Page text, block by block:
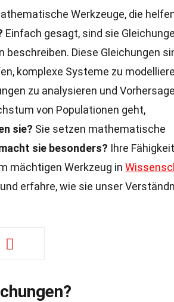
Werkzeuge, die
Einfach gesagt, sind sie
beschreiben. Diese Gleichungen
komplexe Systeme zu
zu analysieren und
von Populationen geht,
sie? Sie setzen mathematische
sie besonders? Ihre
mächtigen Werkzeug in
erfahre, wie sie unser